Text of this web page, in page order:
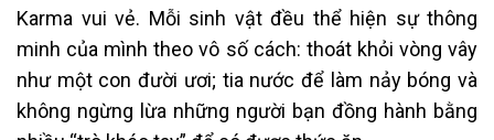
Karma vui vẻ. Mỗi sinh vật đều thể hiện sự thông
minh của mình theo vô số cách: thoát khỏi vòng vây
như một con đười ươi; tia nước để làm nảy bóng và
không ngừng lừa những người bạn đồng hành bằng